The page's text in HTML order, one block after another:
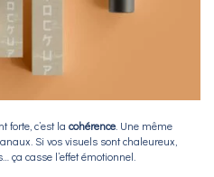
forte, c’est la cohérence. Une même
Si vos visuels sont chaleureux,
ça casse l’effet émotionnel.